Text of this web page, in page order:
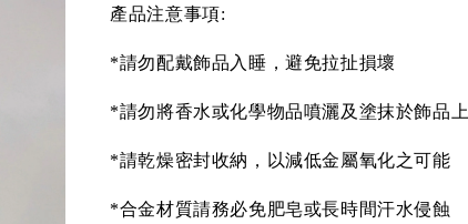
產品注意事項:
*請勿配戴飾品入睡，避免拉扯損壞
*請勿將香水或化學物品噴灑及塗抹於飾品上
*請乾燥密封收納，以減低金屬氧化之可能
*合金材質請務必免肥皂或長時間汗水侵蝕